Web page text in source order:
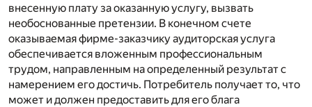
внесенную плату за оказанную услугу, вызвать
необоснованные претензии. В конечном счете
оказываемая фирме-заказчику аудиторская услуга
обеспечивается вложенным профессиональным
трудом, направленным на определенный результат с
намерением его достичь. Потребитель получает то, что
может и должен предоставить для его блага